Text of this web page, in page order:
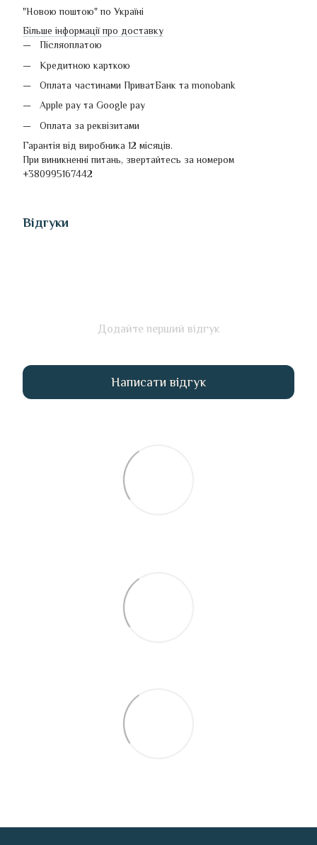
"Новою поштою" по Україні
Більше інформації про доставку
Післяоплатою
Кредитною карткою
Оплата частинами ПриватБанк та monobank
Apple pay та Google pay
Оплата за реквізитами
Гарантія від виробника 12 місяців.
При виникненні питань, звертайтесь за номером
+380995167442
Відгуки
Додайте перший відгук
Написати відгук